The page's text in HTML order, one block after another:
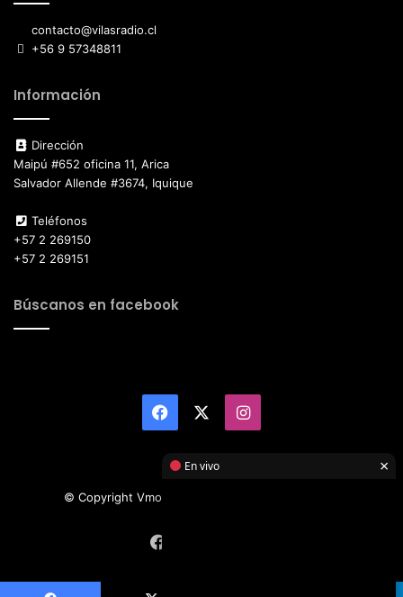
contacto@vilasradio.cl
+56 9 57348811
Información
Dirección
Maipú #652 oficina 11, Arica
Salvador Allende #3674, Iquique
Teléfonos
+57 2 269150
+57 2 269151
Búscanos en facebook
Facebook Instagram
© Copyright Vmotor TI 2026, All Rights Reserved
En vivo ×